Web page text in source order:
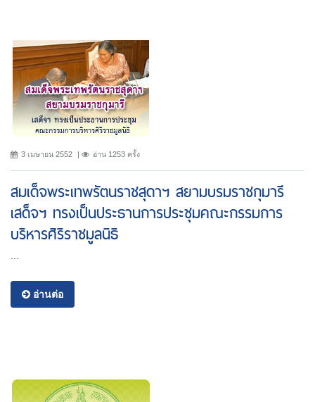
3 เมษายน 2552 อ่าน 1253 ครั้ง
สมเด็จพระเทพรัตนราชสุดาฯ สยามบรมราชกุมารี
เสด็จฯ ทรงเป็นประธานการประชุมคณะกรรมการ
บริหารศิริราชมูลนิธิ
อ่านต่อ